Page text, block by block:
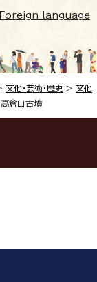
Foreign language
文化・芸術・歴史 > 文化
倉山古墳